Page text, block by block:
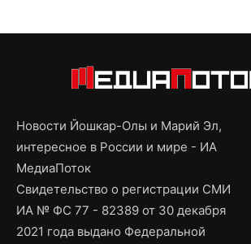
Новости Йошкар-Олы и Марий Эл,
интересное в России и мире - ИА
МедиаПоток
Свидетельство о регистрации СМИ
ИА № ФС 77 - 82389 от 30 декабря
2021 года выдано Федеральной